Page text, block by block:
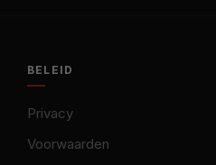
BELEID
Privacy
Voorwaarden